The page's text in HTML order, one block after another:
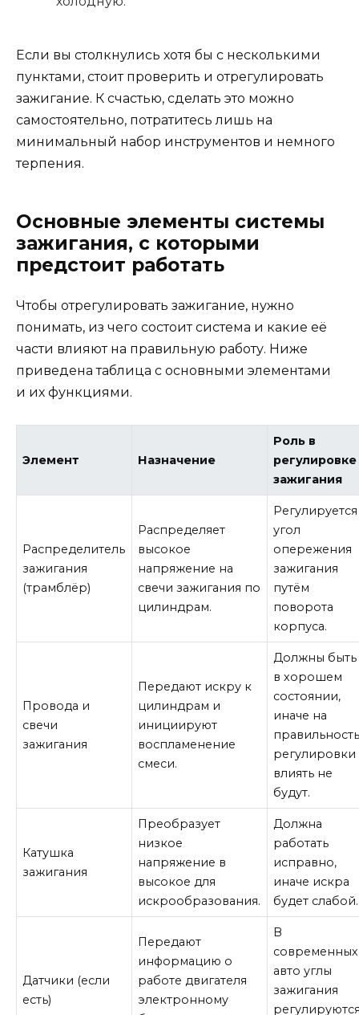
Если вы столкнулись хотя бы с несколькими
пунктами, стоит проверить и отрегулировать
зажигание. К счастью, сделать это можно
самостоятельно, потратитесь лишь на
минимальный набор инструментов и немного
терпения.
Основные элементы системы
зажигания, с которыми
предстоит работать
Чтобы отрегулировать зажигание, нужно
понимать, из чего состоит система и какие её
части влияют на правильную работу. Ниже
приведена таблица с основными элементами
и их функциями.
Элемент Назначение
Роль в
регулировке
зажигания
Распределитель
зажигания
(трамблёр)
Распределяет
высокое
напряжение на
свечи зажигания по
цилиндрам.
Регулируется
угол
опережения
зажигания
путём
поворота
корпуса.
Провода и
свечи
зажигания
Передают искру к
цилиндрам и
инициируют
воспламенение
смеси.
Должны быть
в хорошем
состоянии,
иначе на
регулировки
влиять не
будут.
Катушка
зажигания
Преобразует
низкое
напряжение в
высокое для
искрообразования.
Должна
работать
исправно,
иначе искра
будет слабой.
Датчики (если
есть)
Передают
информацию о
работе двигателя
электронному
В
современных
авто углы
зажигания